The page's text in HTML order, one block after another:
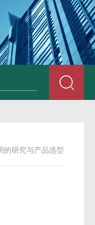
的研究与产品选型